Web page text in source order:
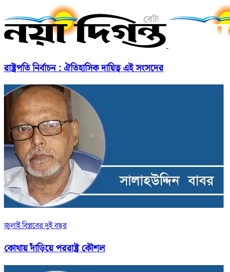
রাষ্ট্রপতি নির্বাচন : ঐতিহাসিক দায়িত্ব এই সংসদের
জুলাই বিপ্লবের দুই বছর
কোথায় দাঁড়িয়ে পররাষ্ট্র কৌশল